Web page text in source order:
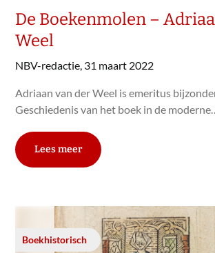
De Boekenmolen –
Weel
NBV-redactie, 31 maart 2022
Adriaan van der Weel is emeritus
Geschiedenis van het boek in de
Lees meer
Boekhistorisch